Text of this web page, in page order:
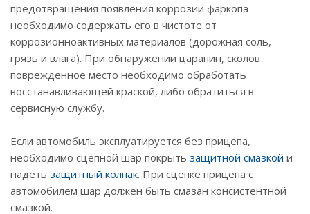
предотвращения появления коррозии фаркопа
необходимо содержать его в чистоте от
коррозионноактивных материалов (дорожная соль,
грязь и влага). При обнаружении царапин, сколов
поврежденное место необходимо обработать
восстанавливающей краской, либо обратиться в
сервисную службу.
Если автомобиль эксплуатируется без прицепа,
необходимо сцепной шар покрыть защитной смазкой и
надеть защитный колпак. При сцепке прицепа с
автомобилем шар должен быть смазан консистентной
смазкой.